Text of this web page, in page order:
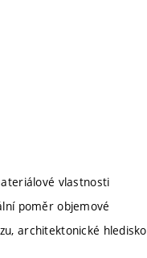
vlastnosti
poměr objemové
architektonické hledisko